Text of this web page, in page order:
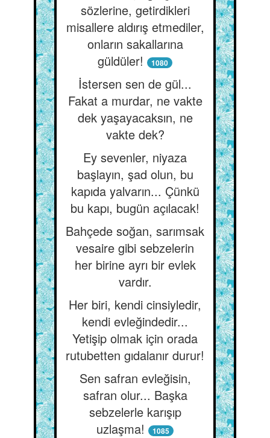
sözlerine, getirdikleri
misallere aldırış etmediler,
onların sakallarına
güldüler!
1080
İstersen sen de gül...
Fakat a murdar, ne vakte
dek yaşayacaksın, ne
vakte dek?
Ey sevenler, niyaza
başlayın, şad olun, bu
kapıda yalvarın... Çünkü
bu kapı, bugün açılacak!
Bahçede soğan, sarımsak
vesaire gibi sebzelerin
her birine ayrı bir evlek
vardır.
Her biri, kendi cinsiyledir,
kendi evleğindedir...
Yetişip olmak için orada
rutubetten gıdalanır durur!
Sen safran evleğisin,
safran olur... Başka
sebzelerle karışıp
uzlaşma!
1085